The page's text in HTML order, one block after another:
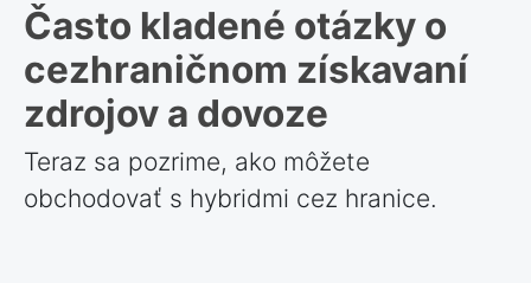
Často kladené otázky o
cezhraničnom získavaní
zdrojov a dovoze
Teraz sa pozrime, ako môžete
obchodovať s hybridmi cez hranice.